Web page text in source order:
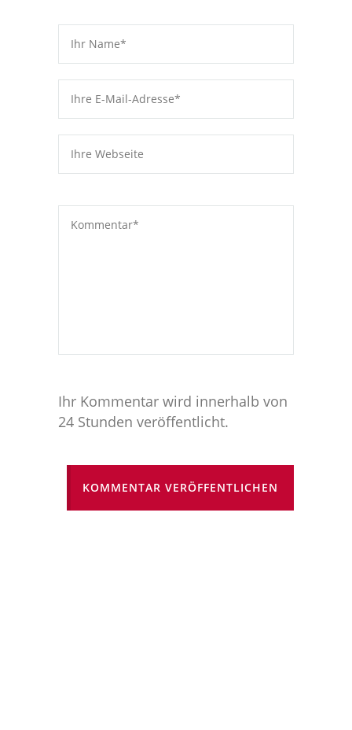
Ihr Kommentar wird innerhalb von
24 Stunden veröffentlicht.
KOMMENTAR VERÖFFENTLICHEN